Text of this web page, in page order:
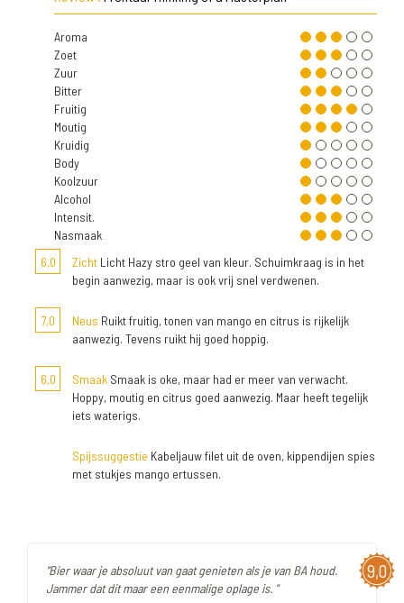
Aroma
Zoet
Zuur
Bitter
Fruitig
Moutig
Kruidig
Body
Koolzuur
Alcohol
Intensit.
Nasmaak
6,0
Zicht Licht Hazy stro geel van kleur. Schuimkraag is in het
begin aanwezig, maar is ook vrij snel verdwenen.
7,0 Neus Ruikt fruitig, tonen van mango en citrus is rijkelijk
aanwezig. Tevens ruikt hij goed hoppig.
6,0 Smaak Smaak is oke, maar had er meer van verwacht.
Hoppy, moutig en citrus goed aanwezig. Maar heeft tegelijk
iets waterigs.
Spijssuggestie Kabeljauw filet uit de oven, kippendijen spies
met stukjes mango ertussen.
9,0
"Bier waar je absoluut van gaat genieten als je van BA houd.
Jammer dat dit maar een eenmalige oplage is. "